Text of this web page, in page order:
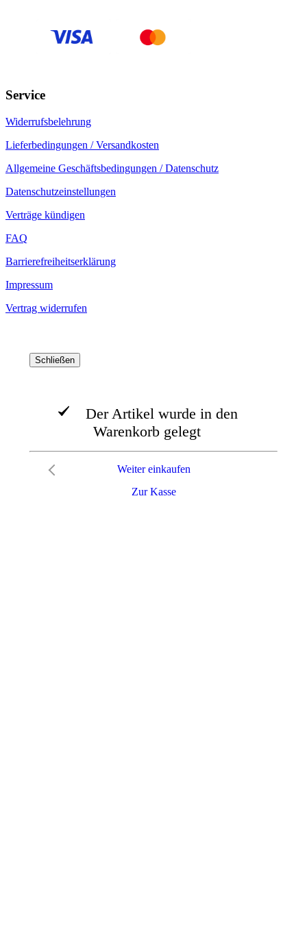
Service
Widerrufsbelehrung
Lieferbedingungen / Versandkosten
Allgemeine Geschäftsbedingungen / Datenschutz
Datenschutzeinstellungen
Verträge kündigen
FAQ
Barrierefreiheitserklärung
Impressum
Vertrag widerrufen
Schließen
Der Artikel wurde in den
Warenkorb gelegt
Zur Kasse
Weiter einkaufen